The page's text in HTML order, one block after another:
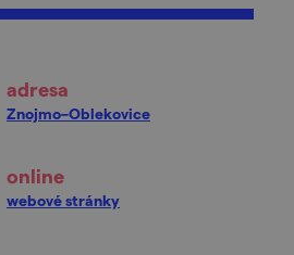
adresa
Znojmo–Oblekovice
online
webové stránky